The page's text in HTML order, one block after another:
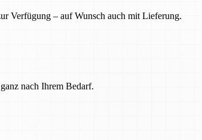
Verfügung – auf Wunsch auch mit Lieferung.
nach Ihrem Bedarf.